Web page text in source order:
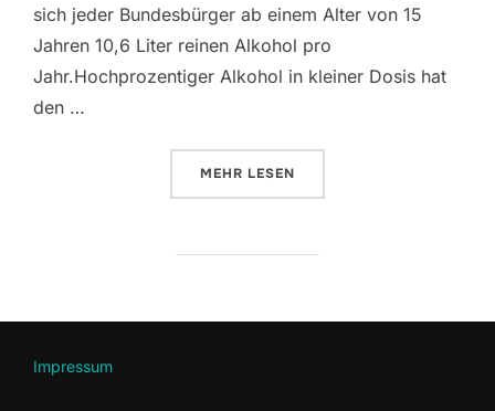
sich jeder Bundesbürger ab einem Alter von 15
Jahren 10,6 Liter reinen Alkohol pro
Jahr.Hochprozentiger Alkohol in kleiner Dosis hat
den …
MEHR ÜBER „EIN SCHNAPS ZUR
LESEN
Impressum